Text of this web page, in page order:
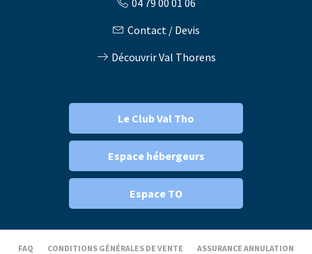
04 79 00 01 06
Contact / Devis
Découvrir Val Thorens
Le Club Val Tho
Espace hébergeurs
Espace TO
FAQ CONDITIONS GÉNÉRALES DE VENTE ASSURANCE ANNULATION